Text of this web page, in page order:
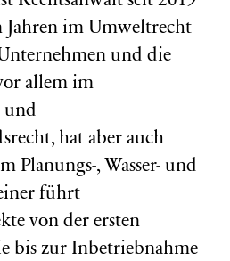
Jahren im Umweltrecht
und die
allem im
und
hat aber auch
Planungs-, Wasser- und
führt
von der ersten
bis zur Inbetriebnahme